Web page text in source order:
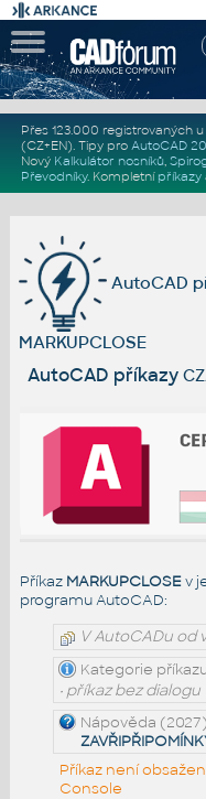
Přes 123.000 registrovaných
(CZ+EN). Tipy pro AutoCAD
Nový Kalkulátor nosníků,
Převodníky. Kompletní příkazy
AutoCAD
MARKUPCLOSE
AutoCAD příkazy
Příkaz MARKUPCLOSEv
programu AutoCAD:
V AutoCADu od
Kategorie
• příkaz bez dialogu
Nápověda
Příkaz není
Console